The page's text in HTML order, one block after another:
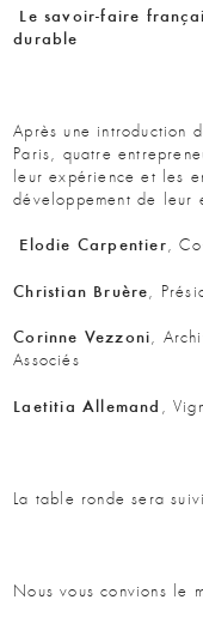
Le savoir-faire
durable
Après une introduction
Paris, quatre
leur expérience et les
développement de leur
Elodie Carpentier,
Christian Bruère,
Corinne Vezzoni,
Associés
Laetitia Allemand ,
La table ronde sera
Nous vous convions le